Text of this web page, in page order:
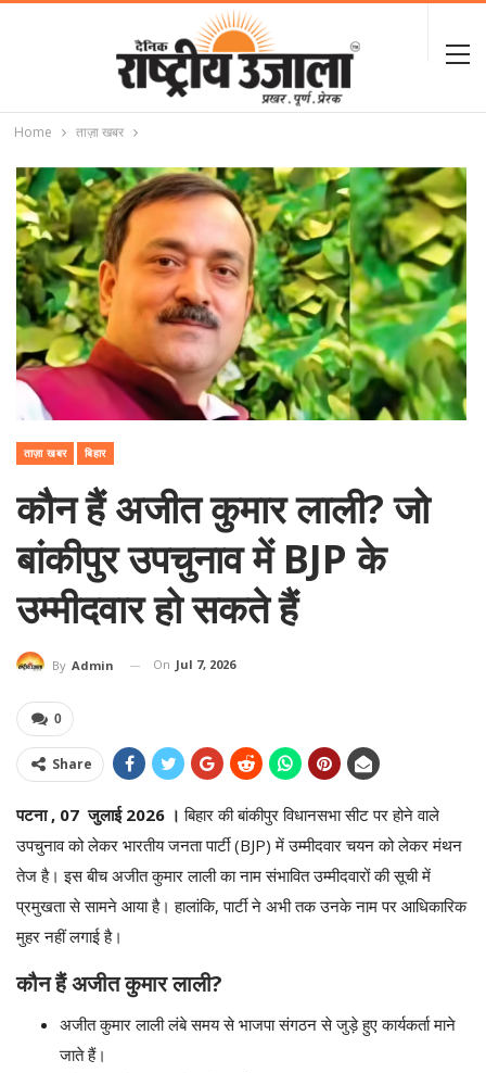
Home ताज़ा खबर
ताज़ा खबर बिहार
कौन हैं अजीत कुमार लाली? जो
बांकीपुर उपचुनाव में BJP के
उम्मीदवार हो सकते हैं
By Admin On Jul 7, 2026
0
Share
पटना , 07जुलाई 2026 ।बिहार की बांकीपुर विधानसभा सीट पर होने वाले
उपचुनाव को लेकर भारतीय जनता पार्टी (BJP) में उम्मीदवार चयन को लेकर मंथन
तेज है। इस बीच अजीत कुमार लाली का नाम संभावित उम्मीदवारों की सूची में
प्रमुखता से सामने आया है। हालांकि, पार्टी ने अभी तक उनके नाम पर आधिकारिक
मुहर नहीं लगाई है।
कौन हैं अजीत कुमार लाली?
अजीत कुमार लाली लंबे समय से भाजपा संगठन से जुड़े हुए कार्यकर्ता माने
जाते हैं।